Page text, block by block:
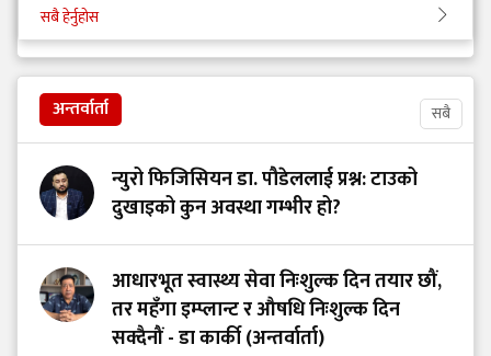
सबै हेर्नुहोस
अन्तर्वार्ता सबै
न्युरो फिजिसियन डा. पौडेललाई प्रश्न: टाउको
दुखाइको कुन अवस्था गम्भीर हो?
आधारभूत स्वास्थ्य सेवा निःशुल्क दिन तयार छौं,
तर महँगा इम्प्लान्ट र औषधि निःशुल्क दिन
सक्दैनौं - डा कार्की (अन्तर्वार्ता)